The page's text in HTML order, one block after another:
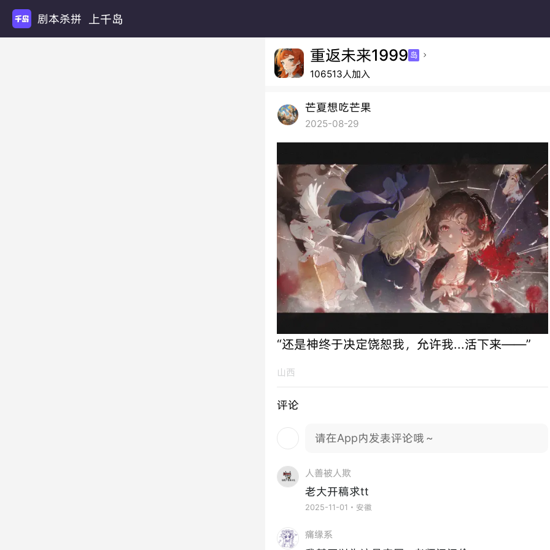
剧 上千岛
重返未来1999 岛 
106513人加入
芒夏想吃芒果
2025-08-29
“还是神终于决定饶恕我，允许我...活下来——”
山西
评论
请在App内发表评论哦～
人善被人欺
老大开稿求tt
2025-11-01・安徽
痛缘系